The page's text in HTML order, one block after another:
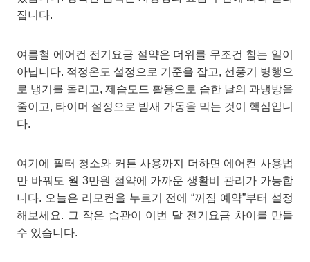
집니다.
여름철 에어컨 전기요금 절약은 더위를 무조건 참는 일이
아닙니다. 적정온도 설정으로 기준을 잡고, 선풍기 병행으
로 냉기를 돌리고, 제습모드 활용으로 습한 날의 과냉방을
줄이고, 타이머 설정으로 밤새 가동을 막는 것이 핵심입니
다.
여기에 필터 청소와 커튼 사용까지 더하면 에어컨 사용법
만 바꿔도 월 3만원 절약에 가까운 생활비 관리가 가능합
니다. 오늘은 리모컨을 누르기 전에 “꺼짐 예약”부터 설정
해보세요. 그 작은 습관이 이번 달 전기요금 차이를 만들
수 있습니다.